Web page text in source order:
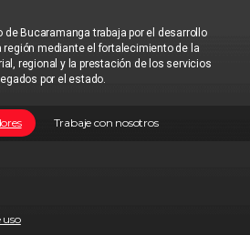
de Bucaramanga trabaja por el desarrollo
mediante el fortalecimiento de la
regional y la prestación de los servicios
por el estado.
Trabaje con nosotros
uso